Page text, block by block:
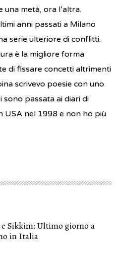
metà, ora l’altra.
anni passati a Milano
serie ulteriore di conflitti.
è la migliore forma
di fissare concetti altrimenti
scrivevo poesie con uno
passata ai diari di
USA nel 1998 e non ho più
Sikkim: Ultimo giorno a
in Italia